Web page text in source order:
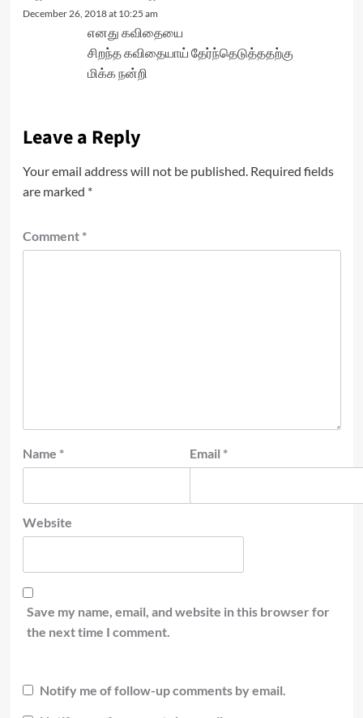
December 26, 2018 at 10:25 am
எனது கவிதையை
சிறந்த கவிதையாய் தேர்ந்தெடுத்ததற்கு
மிக்க நன்றி
Leave a Reply
Your email address will not be published. Required fields
are marked *
Comment *
Name * Email *
Website
Save my name, email, and website in this browser for
the next time I comment.
Notify me of follow-up comments by email.